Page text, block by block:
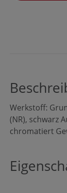
Werkstoff:
(NR), schwarz
chromatiert